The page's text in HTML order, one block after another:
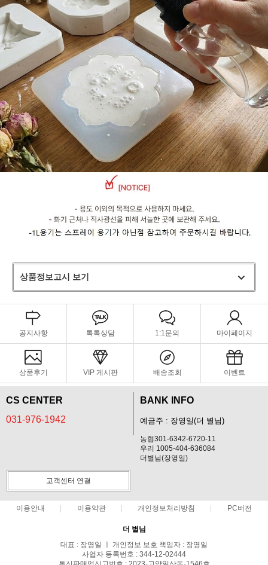
상품정보고시 보기
공지사항 톡톡상담 1:1문의 마이페이지
상품후기 VIP 게시판 배송조회 이벤트
CS CENTER
031-976-1942
BANK INFO
예금주 : 장영일(더 별님)
농협301-6342-6720-11
우리 1005-404-636084
더별님(장영일)
고객센터 연결
이용안내 이용약관 개인정보처리방침 PC버전
더 별님
대표 : 장영일 ㅣ 개인정보 보호 책임자 : 장영일
사업자 등록번호 : 344-12-02444